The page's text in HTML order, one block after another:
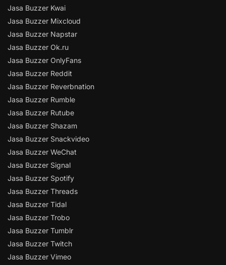
Jasa Buzzer Kwai
Jasa Buzzer Mixcloud
Jasa Buzzer Napstar
Jasa Buzzer Ok.ru
Jasa Buzzer OnlyFans
Jasa Buzzer Reddit
Jasa Buzzer Reverbnation
Jasa Buzzer Rumble
Jasa Buzzer Rutube
Jasa Buzzer Shazam
Jasa Buzzer Snackvideo
Jasa Buzzer WeChat
Jasa Buzzer Signal
Jasa Buzzer Spotify
Jasa Buzzer Threads
Jasa Buzzer Tidal
Jasa Buzzer Trobo
Jasa Buzzer Tumblr
Jasa Buzzer Twitch
Jasa Buzzer Vimeo